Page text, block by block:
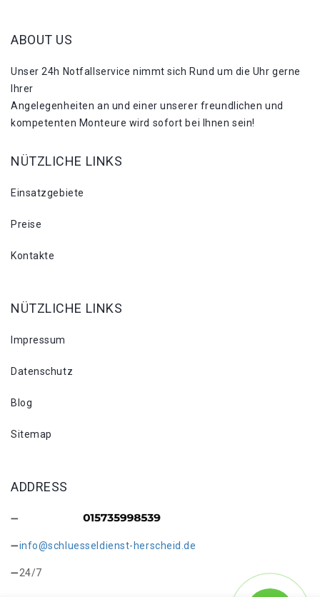
ABOUT US
Unser 24h Notfallservice nimmt sich Rund um die Uhr gerne
Ihrer
Angelegenheiten an und einer unserer freundlichen und
kompetenten Monteure wird sofort bei Ihnen sein!
NÜTZLICHE LINKS
Einsatzgebiete
Preise
Kontakte
NÜTZLICHE LINKS
Impressum
Datenschutz
Blog
Sitemap
ADDRESS
info@schluesseldienst-herscheid.de
24/7